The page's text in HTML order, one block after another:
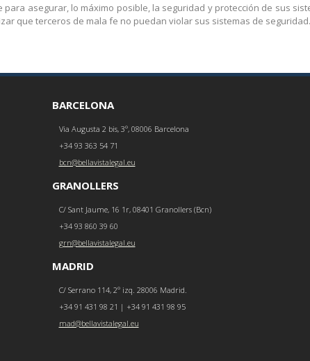
para asegurar, lo máximo posible, la seguridad y protección de sus
que terceros de mala fe no puedan violar sus sistemas de seguridad.
BARCELONA
Via Augusta 2 bis, 3º, 08006 Barcelona
+34 93 363 54 71
bcn@bellavistalegal.eu
GRANOLLERS
C/ Sant Jaume, 16 1r, 08401 Granollers (Bcn)
+34 93 860 39 60
grn@bellavistalegal.eu
MADRID
C/ Serrano 114, 2º izq. 28006 Madrid.
+34 91 431 98 21 | +34 91 431 98 95
mad@bellavistalegal.eu